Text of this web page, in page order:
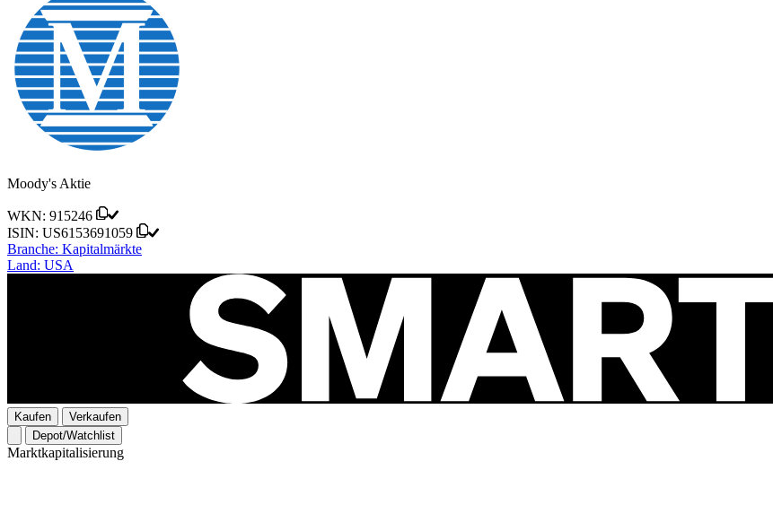
Moody's Aktie
WKN: 915246
ISIN: US6153691059
Branche: Kapitalmärkte
Land: USA
Kaufen
Verkaufen
Depot/Watchlist
Marktkapitalisierung